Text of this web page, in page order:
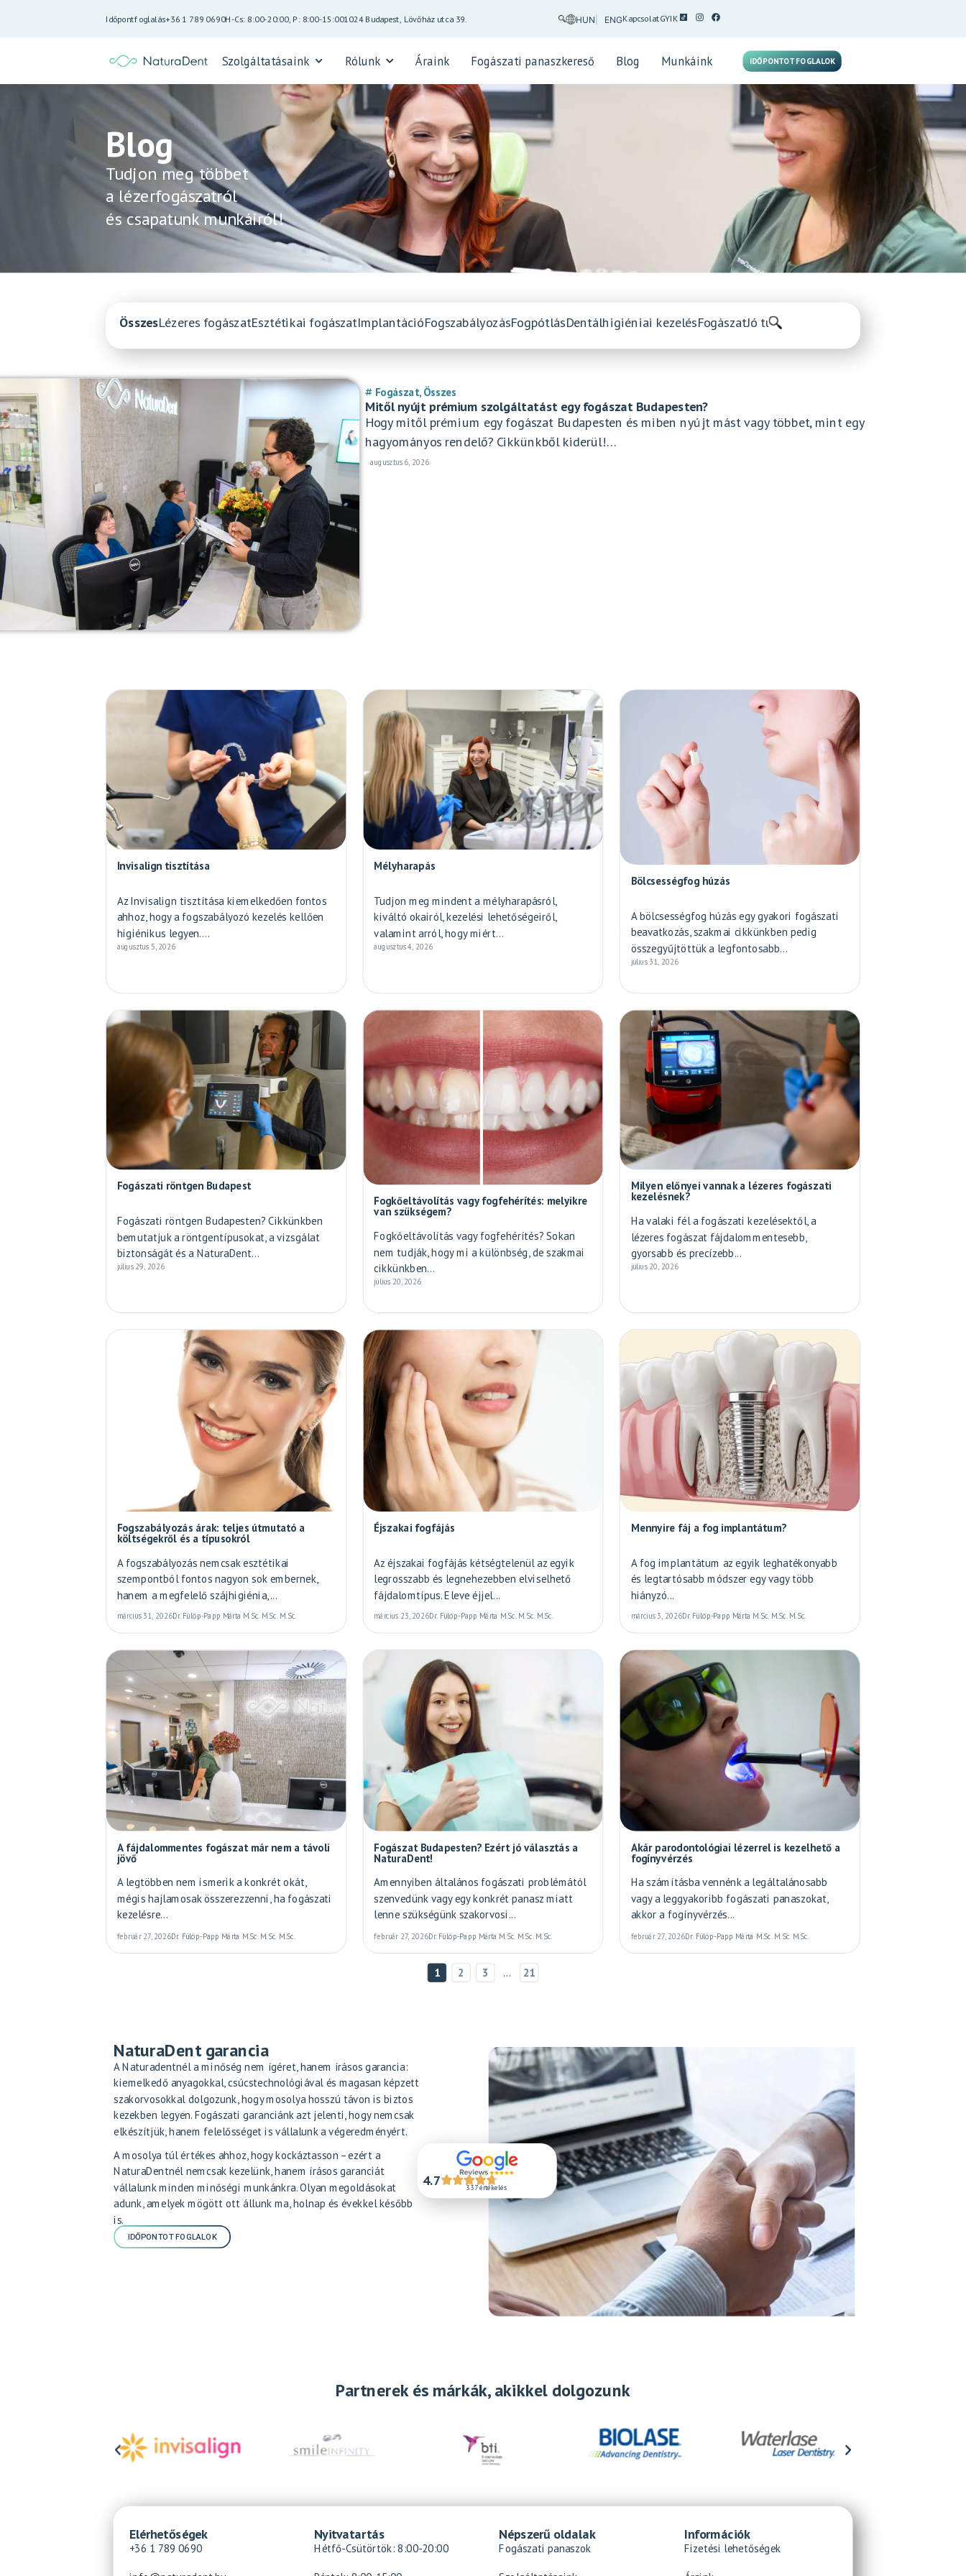
Időpontfoglalás+36 1 789 0690H-Cs: 8:00-20:00, P: 8:00-15:001024 Budapest, Lövőház utca 39. HUN ENGKapcsolatGYIK
Szolgáltatásaink Rólunk Áraink Fogászati panaszkereső Blog Munkáink IDŐPONTOT FOGLALOK
Blog
Tudjon meg többet
a lézerfogászatról
és csapatunk munkáiról!
ÖsszesLézeres fogászatEsztétikai fogászatImplantációFogszabályozásFogpótlásDentálhigiéniai kezelésFogászatJó tudni
Fogászat, Összes
Mitől nyújt prémium szolgáltatást egy fogászat Budapesten?
Hogy mitől prémium egy fogászat Budapesten és miben nyújt mást vagy többet, mint egy
hagyományos rendelő? Cikkünkből kiderül!...
augusztus 6, 2026
Invisalign tisztítása
Az Invisalign tisztítása kiemelkedően fontos
ahhoz, hogy a fogszabályozó kezelés kellően
higiénikus legyen....
augusztus 5, 2026
Mélyharapás
Tudjon meg mindent a mélyharapásról,
kiváltó okairól, kezelési lehetőségeiről,
valamint arról, hogy miért...
augusztus 4, 2026
Bölcsességfog húzás
A bölcsességfog húzás egy gyakori fogászati
beavatkozás, szakmai cikkünkben pedig
összegyűjtöttük a legfontosabb...
július 31, 2026
Fogászati röntgen Budapest
Fogászati röntgen Budapesten? Cikkünkben
bemutatjuk a röntgentípusokat, a vizsgálat
biztonságát és a NaturaDent...
július 29, 2026
Fogkőeltávolítás vagy fogfehérítés: melyikre
van szükségem?
Fogkőeltávolítás vagy fogfehérítés? Sokan
nem tudják, hogy mi a különbség, de szakmai
cikkünkben...
július 20, 2026
Milyen előnyei vannak a lézeres fogászati
kezelésnek?
Ha valaki fél a fogászati kezelésektől, a
lézeres fogászat fájdalommentesebb,
gyorsabb és precízebb...
július 20, 2026
Fogszabályozás árak: teljes útmutató a
költségekről és a típusokról
A fogszabályozás nemcsak esztétikai
szempontból fontos nagyon sok embernek,
hanem a megfelelő szájhigiénia,...
március 31, 2026Dr. Fülöp-Papp Márta M.Sc. M.Sc. M.Sc.
Éjszakai fogfájás
Az éjszakai fogfájás kétségtelenül az egyik
legrosszabb és legnehezebben elviselhető
fájdalomtípus. Eleve éjjel...
március 23, 2026Dr. Fülöp-Papp Márta M.Sc. M.Sc. M.Sc.
Mennyire fáj a fog implantátum?
A fog implantátum az egyik leghatékonyabb
és legtartósabb módszer egy vagy több
hiányzó...
március 3, 2026Dr. Fülöp-Papp Márta M.Sc. M.Sc. M.Sc.
A fájdalommentes fogászat már nem a távoli
jövő
A legtöbben nem ismerik a konkrét okát,
mégis hajlamosak összerezzenni, ha fogászati
kezelésre...
február 27, 2026Dr. Fülöp-Papp Márta M.Sc. M.Sc. M.Sc.
Fogászat Budapesten? Ezért jó választás a
NaturaDent!
Amennyiben általános fogászati problémától
szenvedünk vagy egy konkrét panasz miatt
lenne szükségünk szakorvosi...
február 27, 2026Dr. Fülöp-Papp Márta M.Sc. M.Sc. M.Sc.
Akár parodontológiai lézerrel is kezelhető a
fogínyvérzés
Ha számításba vennénk a legáltalánosabb
vagy a leggyakoribb fogászati panaszokat,
akkor a fogínyvérzés...
február 27, 2026Dr. Fülöp-Papp Márta M.Sc. M.Sc. M.Sc.
1 2 3 ... 21
NaturaDent garancia
A Naturadentnél a minőség nem ígéret, hanem írásos garancia:
kiemelkedő anyagokkal, csúcstechnológiával és magasan képzett
szakorvosokkal dolgozunk, hogy mosolya hosszú távon is biztos
kezekben legyen. Fogászati garanciánk azt jelenti, hogy nemcsak
elkészítjük, hanem felelősséget is vállalunk a végeredményért.
A mosolya túl értékes ahhoz, hogy kockáztasson – ezért a
NaturaDentnél nemcsak kezelünk, hanem írásos garanciát
vállalunk minden minőségi munkánkra. Olyan megoldásokat
adunk, amelyek mögött ott állunk ma, holnap és évekkel később
is.
IDŐPONTOT FOGLALOK
4.7 337 értékelés
Partnerek és márkák, akikkel dolgozunk
Elérhetőségek
+36 1 789 0690
Nyitvatartás
Hétfő-Csütörtök: 8:00-20:00
Népszerű oldalak
Fogászati panaszok
Információk
Fizetési lehetőségek